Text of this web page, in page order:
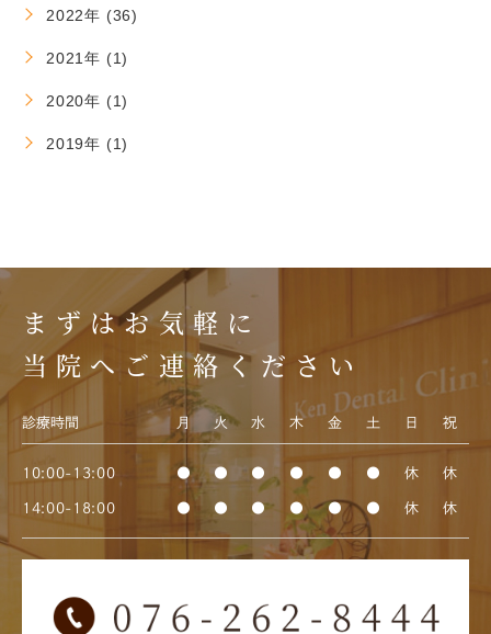
2022年 (36)
2021年 (1)
2020年 (1)
2019年 (1)
まずはお気軽に
当院へご連絡ください
診療時間 月 火 水 木 金 土 日 祝
10:00-13:00 ● ● ● ● ● ● 休 休
14:00-18:00 ● ● ● ● ● ● 休 休